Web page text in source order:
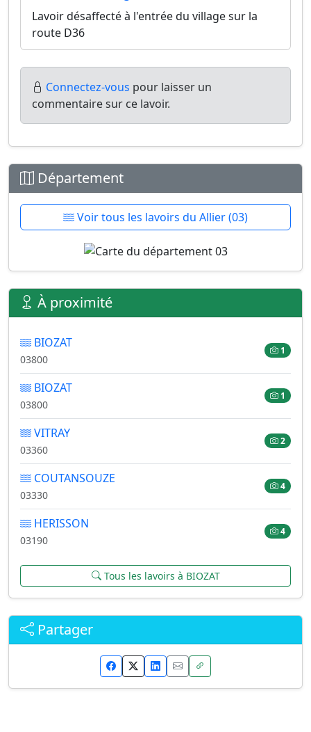
Lavoir désaffecté à l'entrée du village sur la
route D36
Connectez-vous pour laisser un
commentaire sur ce lavoir.
Département
Voir tous les lavoirs du Allier (03)
À proximité
BIOZAT
03800
1
BIOZAT
03800
1
VITRAY
03360
2
COUTANSOUZE
03330
4
HERISSON
03190
4
Tous les lavoirs à BIOZAT
Partager